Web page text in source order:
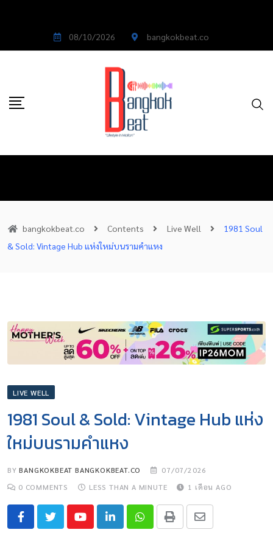
08/10/2026 bangkokbeat.co
bangkokbeat.co Contents Live Well
1981 Soul
& Sold: Vintage Hub แห่งใหม่บนรามคำแหง
LIVE WELL
1981 Soul & Sold: Vintage Hub แห่ง
ใหม่บนรามคำแหง
BYBANGKOKBEAT BANGKOKBEAT.CO
07/07/2026
0 COMMENTS LESS THAN A MINUTE 1 เดือน AGO